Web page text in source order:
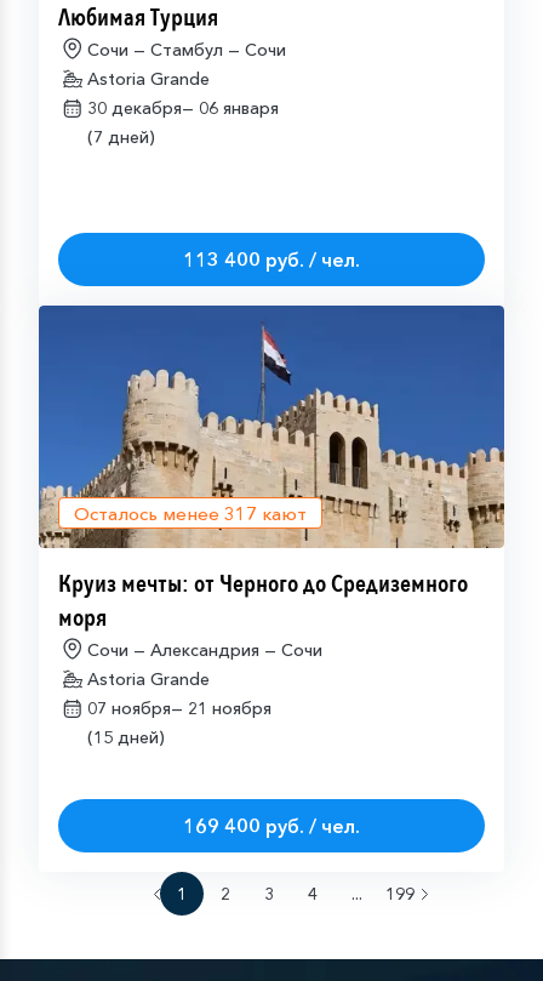
Любимая Турция
Сочи — Стамбул — Сочи
Astoria Grande
30 декабря— 06 января
(7 дней)
113 400 руб. / чел.
Осталось менее 317 кают
Круиз мечты: от Черного до Средиземного
моря
Сочи — Александрия — Сочи
Astoria Grande
07 ноября— 21 ноября
(15 дней)
169 400 руб. / чел.
1 2 3 4 ... 199